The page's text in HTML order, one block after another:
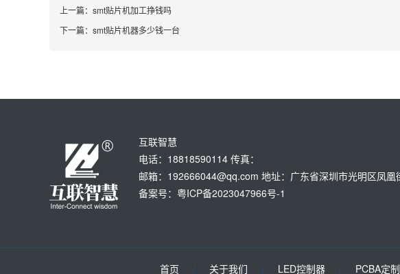
上一篇： smt贴片机加工挣钱吗
下一篇： smt贴片机器多少钱一台
互联智慧
电话：18818590114 传真：
邮箱：192666044@qq.com 地址：广东省深圳市光明区凤
备案号：粤ICP备2023047966号-1
首页 | 关于我们 | LED控制器 | PCBA定